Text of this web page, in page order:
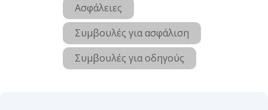
Ασφάλειες
Συμβουλές για ασφάλιση
Συμβουλές για οδηγούς